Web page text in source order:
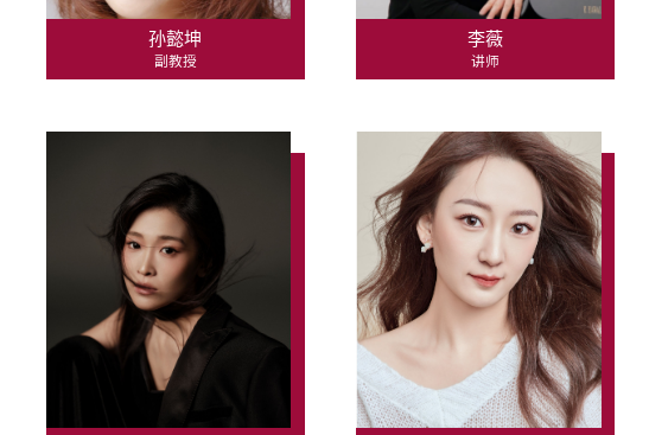
孙懿坤
副教授
李薇
讲师